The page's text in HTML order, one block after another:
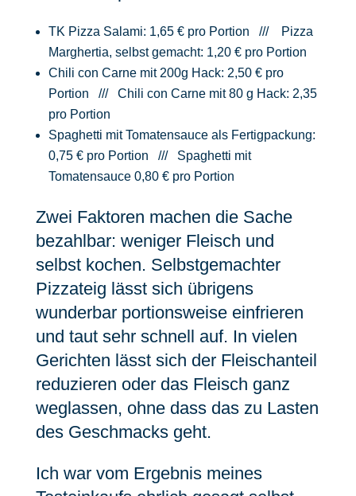
TK Pizza Salami: 1,65 € pro Portion /// Pizza
Marghertia, selbst gemacht: 1,20 € pro Portion
Chili con Carne mit 200g Hack: 2,50 € pro
Portion /// Chili con Carne mit 80 g Hack: 2,35
pro Portion
Spaghetti mit Tomatensauce als Fertigpackung:
0,75 € pro Portion /// Spaghetti mit
Tomatensauce 0,80 € pro Portion
Zwei Faktoren machen die Sache
bezahlbar: weniger Fleisch und
selbst kochen. Selbstgemachter
Pizzateig lässt sich übrigens
wunderbar portionsweise einfrieren
und taut sehr schnell auf. In vielen
Gerichten lässt sich der Fleischanteil
reduzieren oder das Fleisch ganz
weglassen, ohne dass das zu Lasten
des Geschmacks geht.
Ich war vom Ergebnis meines